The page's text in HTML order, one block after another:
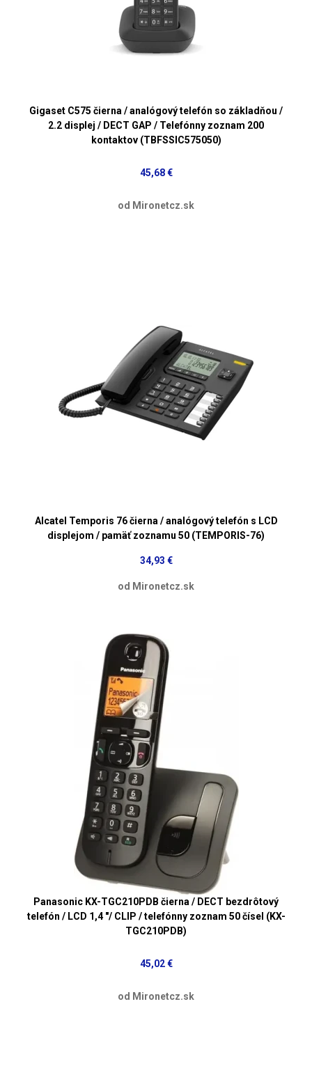
Gigaset C575 čierna / analógový telefón so základňou /
2.2 displej / DECT GAP / Telefónny zoznam 200
kontaktov (TBFSSIC575050)
45,68 €
od Mironetcz.sk
Alcatel Temporis 76 čierna / analógový telefón s LCD
displejom / pamäť zoznamu 50 (TEMPORIS-76)
34,93 €
od Mironetcz.sk
Panasonic KX-TGC210PDB čierna / DECT bezdrôtový
telefón / LCD 1,4 "/ CLIP / telefónny zoznam 50 čísel (KX-
TGC210PDB)
45,02 €
od Mironetcz.sk